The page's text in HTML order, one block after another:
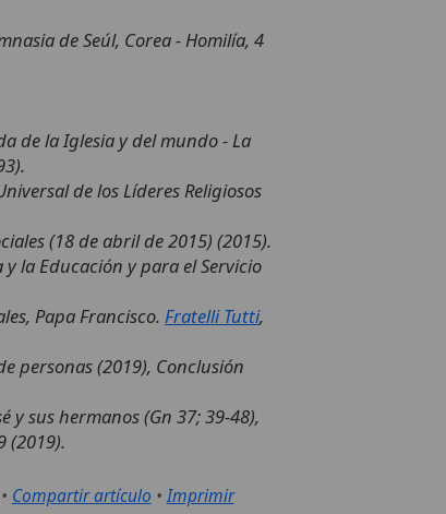
de Seúl, Corea - Homilía, 4
de la Iglesia y del mundo - La
de los Líderes Religiosos
(18 de abril de 2015) (2015).
la Educación y para el Servicio
Papa Francisco. Fratelli Tutti,
personas (2019), Conclusión
sus hermanos (Gn 37; 39-48),
(2019).
Compartir artículo •Imprimir